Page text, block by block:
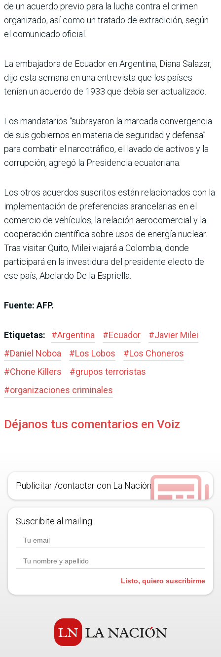
de un acuerdo previo para la lucha contra el crimen
organizado, así como un tratado de extradición, según
el comunicado oficial.
La embajadora de Ecuador en Argentina, Diana Salazar,
dijo esta semana en una entrevista que los países
tenían un acuerdo de 1933 que debía ser actualizado.
Los mandatarios “subrayaron la marcada convergencia
de sus gobiernos en materia de seguridad y defensa”
para combatir el narcotráfico, el lavado de activos y la
corrupción, agregó la Presidencia ecuatoriana.
Los otros acuerdos suscritos están relacionados con la
implementación de preferencias arancelarias en el
comercio de vehículos, la relación aerocomercial y la
cooperación científica sobre usos de energía nuclear.
Tras visitar Quito, Milei viajará a Colombia, donde
participará en la investidura del presidente electo de
ese país, Abelardo De la Espriella.
Fuente: AFP.
Etiquetas: #Argentina #Ecuador #Javier Milei
#Daniel Noboa #Los Lobos #Los Choneros
#Chone Killers #grupos terroristas
#organizaciones criminales
Déjanos tus comentarios en Voiz
Publicitar /contactar con La Nación
Suscribite al mailing.
Listo, quiero suscribirme